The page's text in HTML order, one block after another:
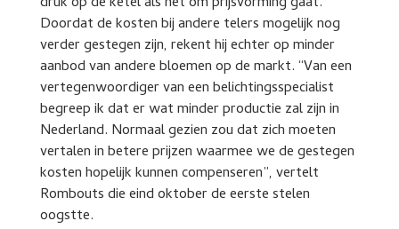
Doordat de kosten bij andere telers mogelijk nog
verder gestegen zijn, rekent hij echter op minder
aanbod van andere bloemen op de markt. “Van een
vertegenwoordiger van een belichtingsspecialist
begreep ik dat er wat minder productie zal zijn in
Nederland. Normaal gezien zou dat zich moeten
vertalen in betere prijzen waarmee we de gestegen
kosten hopelijk kunnen compenseren”, vertelt
Rombouts die eind oktober de eerste stelen
oogstte.